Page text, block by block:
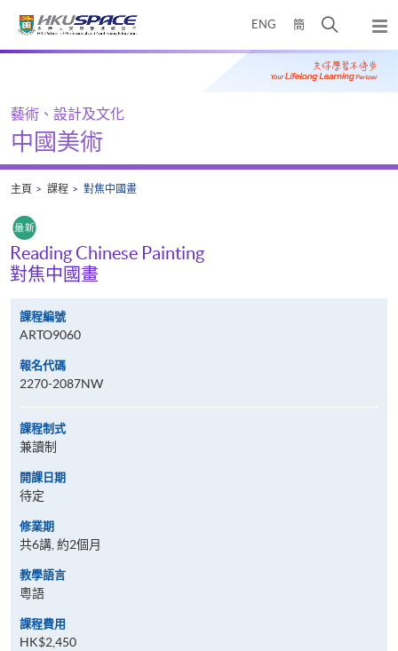
ENG 簡
開
搜
尋
彈
出
主
Main
藝術、設計及文化
中國美術
主頁 課程 對焦中國畫
Reading Chinese Painting
對焦中國畫
課程編號
ARTO9060
報名代碼
2270-2087NW
課程制式
兼讀制
開課日期
待定
修業期
共6講, 約2個月
教學語言
粵語
課程費用
HK$2,450